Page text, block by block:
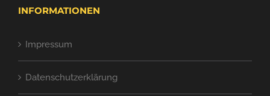
INFORMATIONEN
Impressum
Datenschutzerklärung